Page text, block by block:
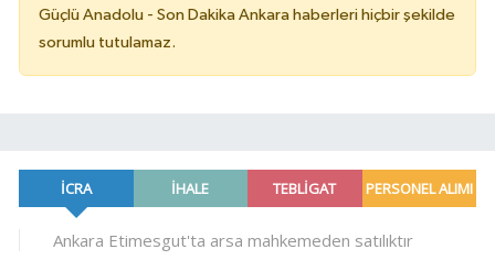
Güçlü Anadolu - Son Dakika Ankara haberleri hiçbir şekilde
sorumlu tutulamaz.